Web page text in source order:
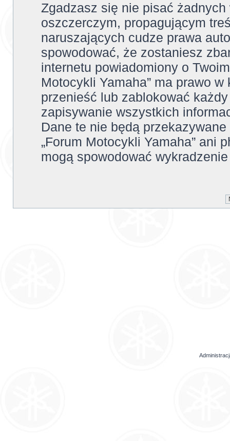
Zgadzasz się nie pisać
oszczerczym, propagującym
naruszających cudze prawa
spowodować, że zostaniesz
internetu powiadomiony o
Motocykli Yamaha” ma prawo
przenieść lub zablokować
zapisywanie wszystkich
Dane te nie będą
„Forum Motocykli Yamaha” ani
mogą spowodować